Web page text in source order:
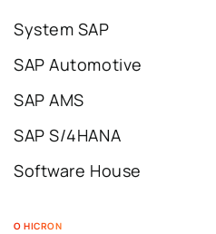
System SAP
SAP Automotive
SAP AMS
SAP S/4HANA
Software House
O HICRON